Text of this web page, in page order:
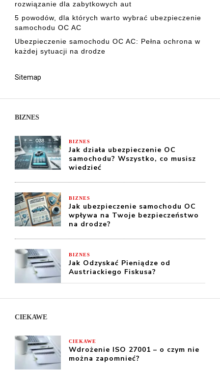
rozwiązanie dla zabytkowych aut
5 powodów, dla których warto wybrać ubezpieczenie
samochodu OC AC
Ubezpieczenie samochodu OC AC: Pełna ochrona w
każdej sytuacji na drodze
Sitemap
BIZNES
BIZNES
Jak działa ubezpieczenie OC
samochodu? Wszystko, co musisz
wiedzieć
BIZNES
Jak ubezpieczenie samochodu OC
wpływa na Twoje bezpieczeństwo
na drodze?
BIZNES
Jak Odzyskać Pieniądze od
Austriackiego Fiskusa?
CIEKAWE
CIEKAWE
Wdrożenie ISO 27001 – o czym nie
można zapomnieć?